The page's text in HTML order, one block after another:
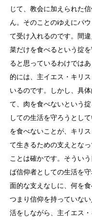
じて、教会に加えられた
ん。そのことのゆえにパ
て受け入れるのです。間
菜だけを食べるという掟
ると思っているわけでは
的には、主イエス・キリ
いるのです。しかし、具
て、肉を食べないという
しての生活を守ろうとし
を食べないことが、キリ
て生きるための支えとな
ことは確かです。そうい
ば信仰者としての生活を
面的な支えなしに、何を
つまり信仰を持っていな
活をしながら、主イエス